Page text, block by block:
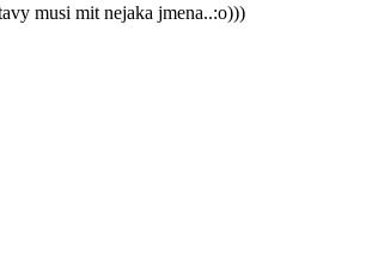
musi mit nejaka jmena..:o)))